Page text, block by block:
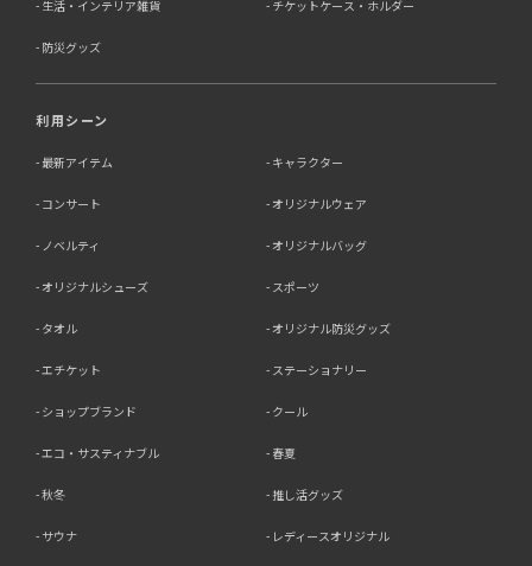
生活・インテリア雑貨 チケットケース・ホルダー
防災グッズ
利用シーン
最新アイテム キャラクター
コンサート オリジナルウェア
ノベルティ オリジナルバッグ
オリジナルシューズ スポーツ
タオル オリジナル防災グッズ
エチケット ステーショナリー
ショップブランド クール
エコ・サスティナブル 春夏
秋冬 推し活グッズ
サウナ レディースオリジナル